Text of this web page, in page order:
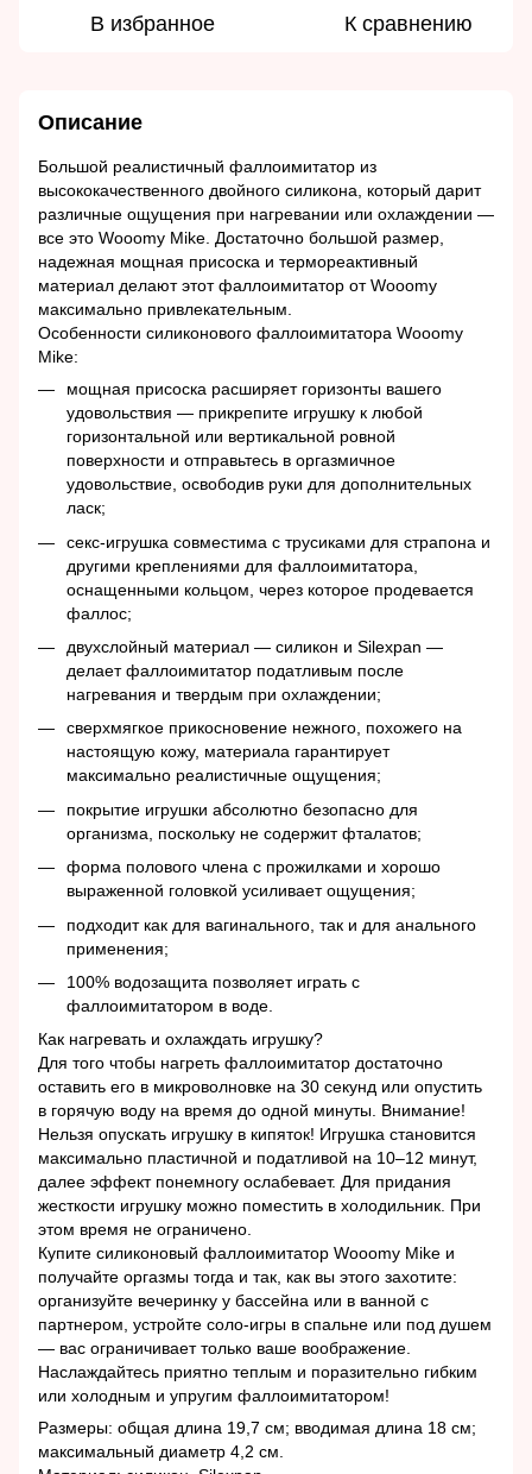
В избранное К сравнению
Описание
Большой реалистичный фаллоимитатор из
высококачественного двойного силикона, который дарит
различные ощущения при нагревании или охлаждении —
все это Wooomy Mike. Достаточно большой размер,
надежная мощная присоска и термореактивный
материал делают этот фаллоимитатор от Wooomy
максимально привлекательным.
Особенности силиконового фаллоимитатора Wooomy
Mike:
мощная присоска расширяет горизонты вашего
удовольствия — прикрепите игрушку к любой
горизонтальной или вертикальной ровной
поверхности и отправьтесь в оргазмичное
удовольствие, освободив руки для дополнительных
ласк;
секс-игрушка совместима с трусиками для страпона и
другими креплениями для фаллоимитатора,
оснащенными кольцом, через которое продевается
фаллос;
двухслойный материал — силикон и Silexpan —
делает фаллоимитатор податливым после
нагревания и твердым при охлаждении;
сверхмягкое прикосновение нежного, похожего на
настоящую кожу, материала гарантирует
максимально реалистичные ощущения;
покрытие игрушки абсолютно безопасно для
организма, поскольку не содержит фталатов;
форма полового члена с прожилками и хорошо
выраженной головкой усиливает ощущения;
подходит как для вагинального, так и для анального
применения;
100% водозащита позволяет играть с
фаллоимитатором в воде.
Как нагревать и охлаждать игрушку?
Для того чтобы нагреть фаллоимитатор достаточно
оставить его в микроволновке на 30 секунд или опустить
в горячую воду на время до одной минуты. Внимание!
Нельзя опускать игрушку в кипяток! Игрушка становится
максимально пластичной и податливой на 10–12 минут,
далее эффект понемногу ослабевает. Для придания
жесткости игрушку можно поместить в холодильник. При
этом время не ограничено.
Купите силиконовый фаллоимитатор Wooomy Mike и
получайте оргазмы тогда и так, как вы этого захотите:
организуйте вечеринку у бассейна или в ванной с
партнером, устройте соло-игры в спальне или под душем
— вас ограничивает только ваше воображение.
Наслаждайтесь приятно теплым и поразительно гибким
или холодным и упругим фаллоимитатором!
Размеры: общая длина 19,7 см; вводимая длина 18 см;
максимальный диаметр 4,2 см.